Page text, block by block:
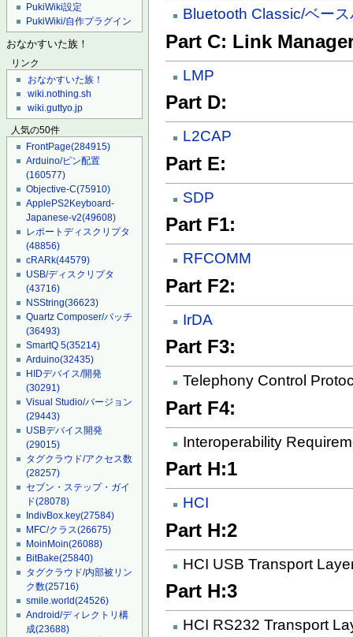
PukiWiki設定
PukiWiki/自作プラグイン
おなかすいた族！
リンク
おなかすいた族！
wiki.nothing.sh
wiki.guttyo.jp
人気の50件
FrontPage(284915)
Arduino/ピン配置
(160577)
Objective-C(75910)
ApplePS2Keyboard-
Japanese-v2(49608)
レポートディスクリプタ
(48856)
cRARk(44579)
USB/ディスクリプタ
(43716)
NSString(36623)
Quartz Composer/パッチ
(36493)
SmartQ 5(35214)
Arduino(32435)
HIDデバイス/開発
(30291)
Visual Studio/バージョン
(29443)
USBデバイス開発
(29015)
タグクラウド/アクセス数
(28257)
セブン・ステップ・ガイ
ド(28078)
IndivBox.key(27584)
MFC/クラス(26675)
MoinMoin(26088)
BitBake(25840)
タグクラウド/内部被リン
ク数(25716)
smile.world(24526)
Android/ディレクトリ構
成(23688)
Bluetooth Classic/ベー
Part C: Link
LMP
Part D:
L2CAP
Part E:
SDP
Part F1:
RFCOMM
Part F2:
IrDA
Part F3:
Telephony Control
Part F4:
Interoperability
Part H:1
HCI
Part H:2
HCI USB Transport
Part H:3
HCI RS232 Transport